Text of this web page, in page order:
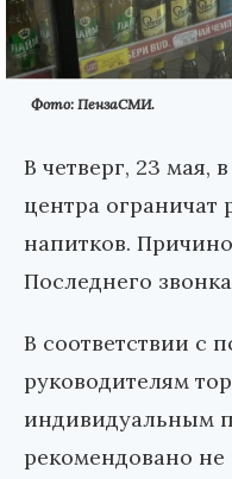
Фото: ПензаСМИ.
В четверг, 23 мая,
центра
напитков.
Последнего
В соответствии с
руководителям
индивидуальным
рекомендовано не